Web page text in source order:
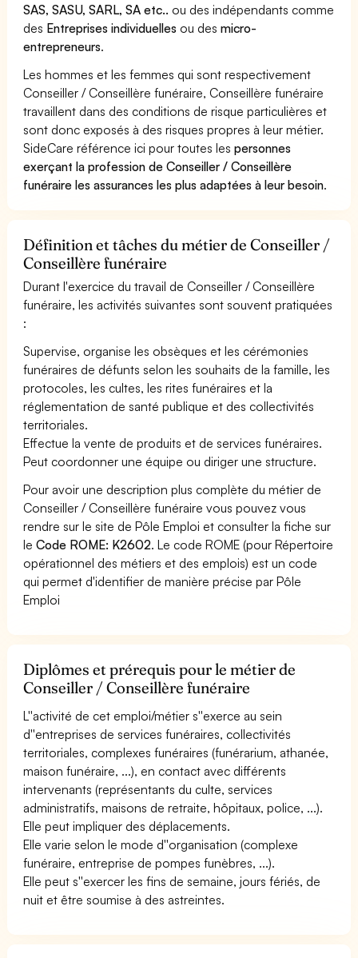
SAS, SASU, SARL, SA etc.. ou des indépendants comme
des Entreprises individuelles ou desmicro-
entrepreneurs.
Les hommes et les femmes qui sont respectivement
Conseiller / Conseillère funéraire, Conseillère funéraire
travaillent dans des conditions de risque particulières et
sont donc exposés à des risques propres à leur métier.
SideCare référence ici pour toutes lespersonnes
exerçant la profession de Conseiller / Conseillère
funéraire les assurances les plus adaptées à leur besoin.
Définition et tâches du métier de Conseiller /
Conseillère funéraire
Durant l'exercice du travail de Conseiller / Conseillère
funéraire, les activités suivantes sont souvent pratiquées
:
Supervise, organise les obsèques et les cérémonies
funéraires de défunts selon les souhaits de la famille, les
protocoles, les cultes, les rites funéraires et la
réglementation de santé publique et des collectivités
territoriales.
Effectue la vente de produits et de services funéraires.
Peut coordonner une équipe ou diriger une structure.
Pour avoir une description plus complète du métier de
Conseiller / Conseillère funéraire vous pouvez vous
rendre sur le site de Pôle Emploi et consulter la fiche sur
leCode ROME: K2602. Le code ROME (pour Répertoire
opérationnel des métiers et des emplois) est un code
qui permet d'identifier de manière précise par Pôle
Emploi
Diplômes et prérequis pour le métier de
Conseiller / Conseillère funéraire
L''activité de cet emploi/métier s''exerce au sein
d''entreprises de services funéraires, collectivités
territoriales, complexes funéraires (funérarium, athanée,
maison funéraire, ...), en contact avec différents
intervenants (représentants du culte, services
administratifs, maisons de retraite, hôpitaux, police, ...).
Elle peut impliquer des déplacements.
Elle varie selon le mode d''organisation (complexe
funéraire, entreprise de pompes funèbres, ...).
Elle peut s''exercer les fins de semaine, jours fériés, de
nuit et être soumise à des astreintes.